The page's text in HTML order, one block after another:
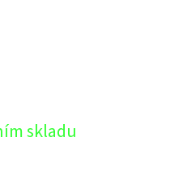
skladu